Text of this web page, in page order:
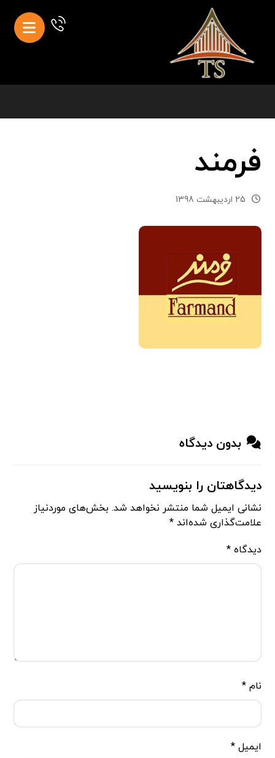
فرمند
25 اردیبهشت 1398
بدون دیدگاه
دیدگاهتان را بنویسید
نشانی ایمیل شما منتشر نخواهد شد. بخش‌های موردنیاز
علامت‌گذاری شده‌اند*
دیدگاه*
نام*
ایمیل*